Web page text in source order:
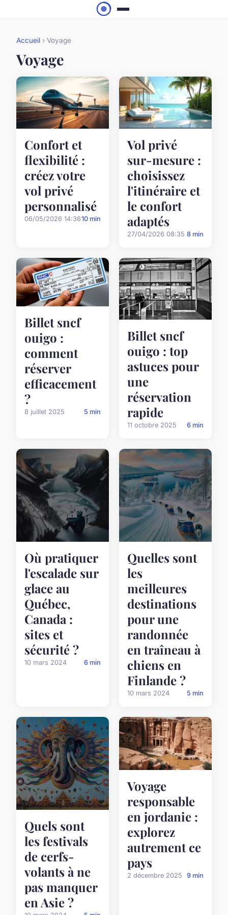
Accueil › Voyage
Voyage
Confort et
flexibilité :
créez votre
vol privé
personnalisé
06/05/2026 14:3610 min
Vol privé
sur-mesure :
choisissez
l'itinéraire et
le confort
adaptés
27/04/2026 08:35 8 min
Billet sncf
ouigo :
comment
réserver
efficacement
?
8 juillet 2025 5 min
Billet sncf
ouigo : top
astuces pour
une
réservation
rapide
11 octobre 2025 6 min
Où pratiquer
l'escalade sur
glace au
Québec,
Canada :
sites et
sécurité ?
10 mars 2024 6 min
Quelles sont
les
meilleures
destinations
pour une
randonnée
en traîneau à
chiens en
Finlande ?
10 mars 2024 5 min
Quels sont
les festivals
de cerfs-
volants à ne
pas manquer
en Asie ?
Voyage
responsable
en jordanie :
explorez
autrement ce
pays
2 décembre 2025 9 min